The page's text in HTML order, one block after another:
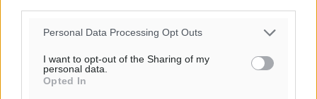
Personal Data Processing Opt Outs
I want to opt-out of the Sharing of my
personal data.
Opted In